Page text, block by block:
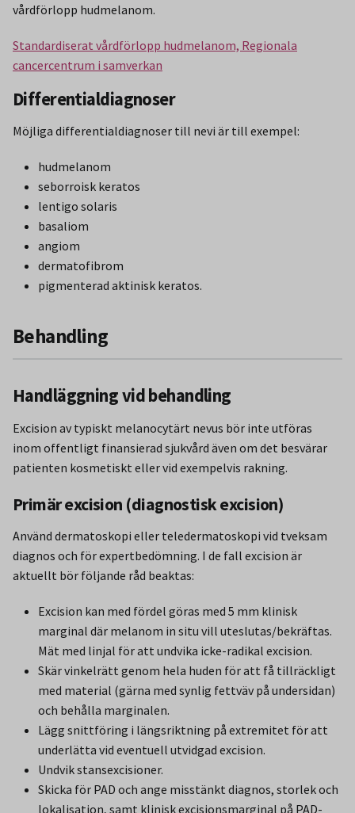
vårdförlopp hudmelanom.
Standardiserat vårdförlopp hudmelanom, Regionala
cancercentrum i samverkan
Differentialdiagnoser
Möjliga differentialdiagnoser till nevi är till exempel:
hudmelanom
seborroisk keratos
lentigo solaris
basaliom
angiom
dermatofibrom
pigmenterad aktinisk keratos.
Behandling
Handläggning vid behandling
Excision av typiskt melanocytärt nevus bör inte utföras
inom offentligt finansierad sjukvård även om det besvärar
patienten kosmetiskt eller vid exempelvis rakning.
Primär excision (diagnostisk excision)
Använd dermatoskopi eller teledermatoskopi vid tveksam
diagnos och för expertbedömning. I de fall excision är
aktuellt bör följande råd beaktas:
Excision kan med fördel göras med 5 mm klinisk
marginal där melanom in situ vill uteslutas/bekräftas.
Mät med linjal för att undvika icke-radikal excision.
Skär vinkelrätt genom hela huden för att få tillräckligt
med material (gärna med synlig fettväv på undersidan)
och behålla marginalen.
Lägg snittföring i längsriktning på extremitet för att
underlätta vid eventuell utvidgad excision.
Undvik stansexcisioner.
Skicka för PAD och ange misstänkt diagnos, storlek och
lokalisation, samt klinisk excisionsmarginal på PAD-